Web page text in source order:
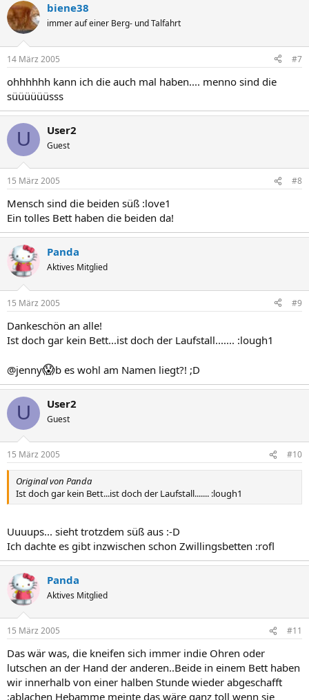
biene38
immer auf einer Berg- und Talfahrt
14 März 2005 #7
ohhhhhh kann ich die auch mal haben.... menno sind die
süüüüüüsss
U User2
Guest
15 März 2005 #8
Mensch sind die beiden süß :love1
Ein tolles Bett haben die beiden da!
Panda
Aktives Mitglied
15 März 2005 #9
Dankeschön an alle!
Ist doch gar kein Bett...ist doch der Laufstall....... :lough1
@jenny😱b es wohl am Namen liegt?! ;D
U User2
Guest
15 März 2005 #10
Original von Panda
Ist doch gar kein Bett...ist doch der Laufstall....... :lough1
Uuuups... sieht trotzdem süß aus :-D
Ich dachte es gibt inzwischen schon Zwillingsbetten :rofl
Panda
Aktives Mitglied
15 März 2005 #11
Das wär was, die kneifen sich immer indie Ohren oder
lutschen an der Hand der anderen..Beide in einem Bett haben
wir innerhalb von einer halben Stunde wieder abgeschafft
:ablachen Hebamme meinte das wäre ganz toll wenn sie